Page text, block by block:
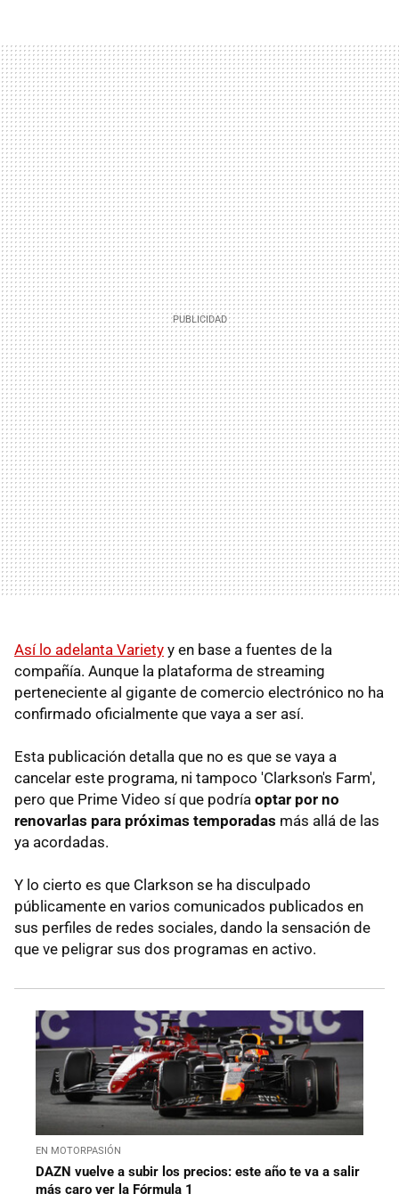
Así lo adelanta Variety y en base a fuentes de la
compañía. Aunque la plataforma de streaming
perteneciente al gigante de comercio electrónico no ha
confirmado oficialmente que vaya a ser así.
Esta publicación detalla que no es que se vaya a
cancelar este programa, ni tampoco 'Clarkson's Farm',
pero que Prime Video sí que podría optar por no
renovarlas para próximas temporadas más allá de las
ya acordadas.
Y lo cierto es que Clarkson se ha disculpado
públicamente en varios comunicados publicados en
sus perfiles de redes sociales, dando la sensación de
que ve peligrar sus dos programas en activo.
EN MOTORPASIÓN
DAZN vuelve a subir los precios: este año te va a salir
más caro ver la Fórmula 1